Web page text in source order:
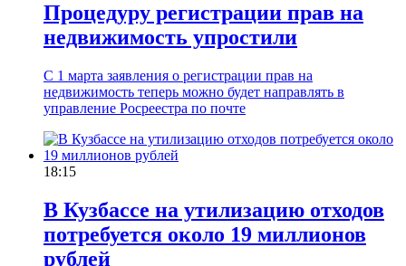
Процедуру регистрации прав на
недвижимость упростили
С 1 марта заявления о регистрации прав на
недвижимость теперь можно будет направлять в
управление Росреестра по почте
18:15
В Кузбассе на утилизацию отходов
потребуется около 19 миллионов
рублей